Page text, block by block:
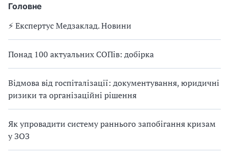
Головне
⚡️ Експертус Медзаклад. Новини
Понад 100 актуальних СОПів: добірка
Відмова від госпіталізації: документування, юридичні
ризики та організаційні рішення
Як упровадити систему раннього запобігання кризам
у ЗОЗ